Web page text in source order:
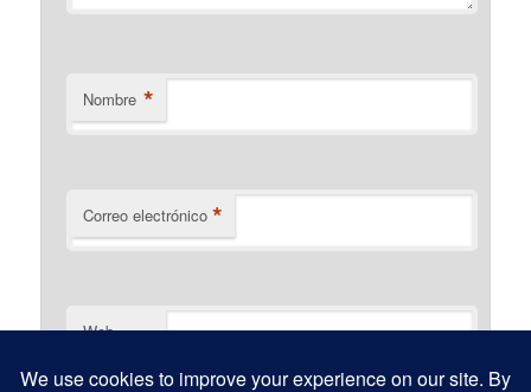
Nombre *
Correo electrónico *
Web